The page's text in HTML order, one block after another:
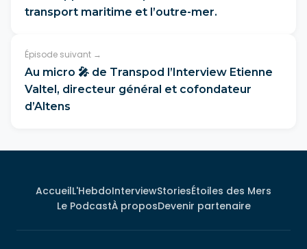
transport maritime et l’outre-mer.
Épisode suivant →
Au micro 🎤 de Transpod l’Interview Etienne
Valtel, directeur général et cofondateur
d’Altens
AccueilL'HebdoInterviewStoriesÉtoiles des Mers
Le PodcastÀ proposDevenir partenaire